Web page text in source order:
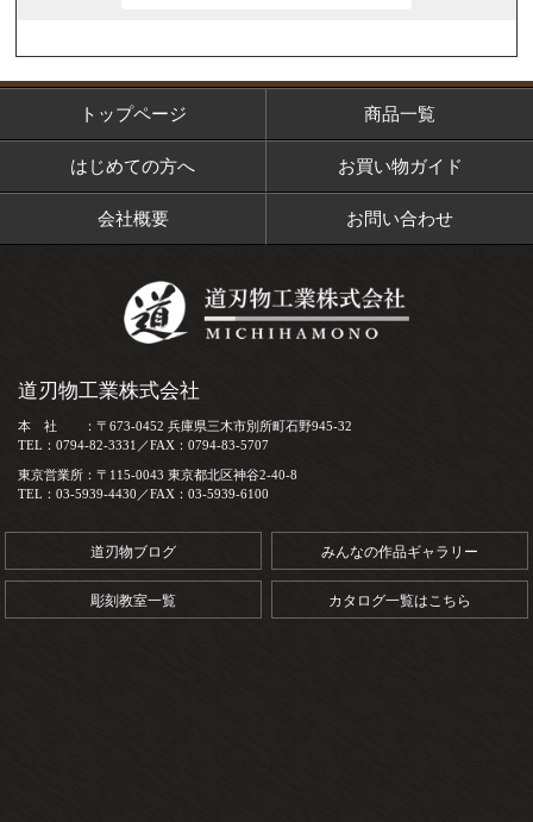
トップページ 商品一覧
はじめての方へ お買い物ガイド
会社概要 お問い合わせ
道刃物工業株式会社
本 社 ：〒673-0452 兵庫県三木市別所町石野945-32
TEL：0794-82-3331／FAX：0794-83-5707
東京営業所：〒115-0043 東京都北区神谷2-40-8
TEL：03-5939-4430／FAX：03-5939-6100
道刃物ブログ みんなの作品ギャラリー
彫刻教室一覧 カタログ一覧はこちら